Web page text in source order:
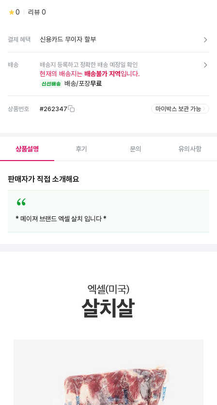
0 리뷰 0
결제 혜택 신용카드 무이자 할부
배송 배송지 등록하고 정확한 배송 예정일 확인
현재의 배송지는 배송불가 지역입니다.
신선배송 배송/포장무료
상품번호 #262347 마이박스 보관 가능
상품설명 후기 문의 유의사항
판매자가 직접 소개해요
* 메이져 브랜드 엑셀 살치 입니다 *